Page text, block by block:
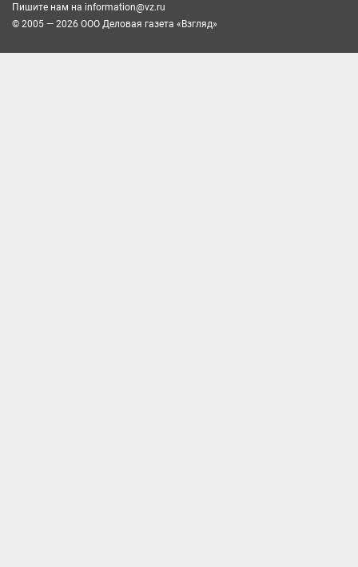
Пишите нам на information@vz.ru
© 2005 — 2026 ООО Деловая газета «Взгляд»